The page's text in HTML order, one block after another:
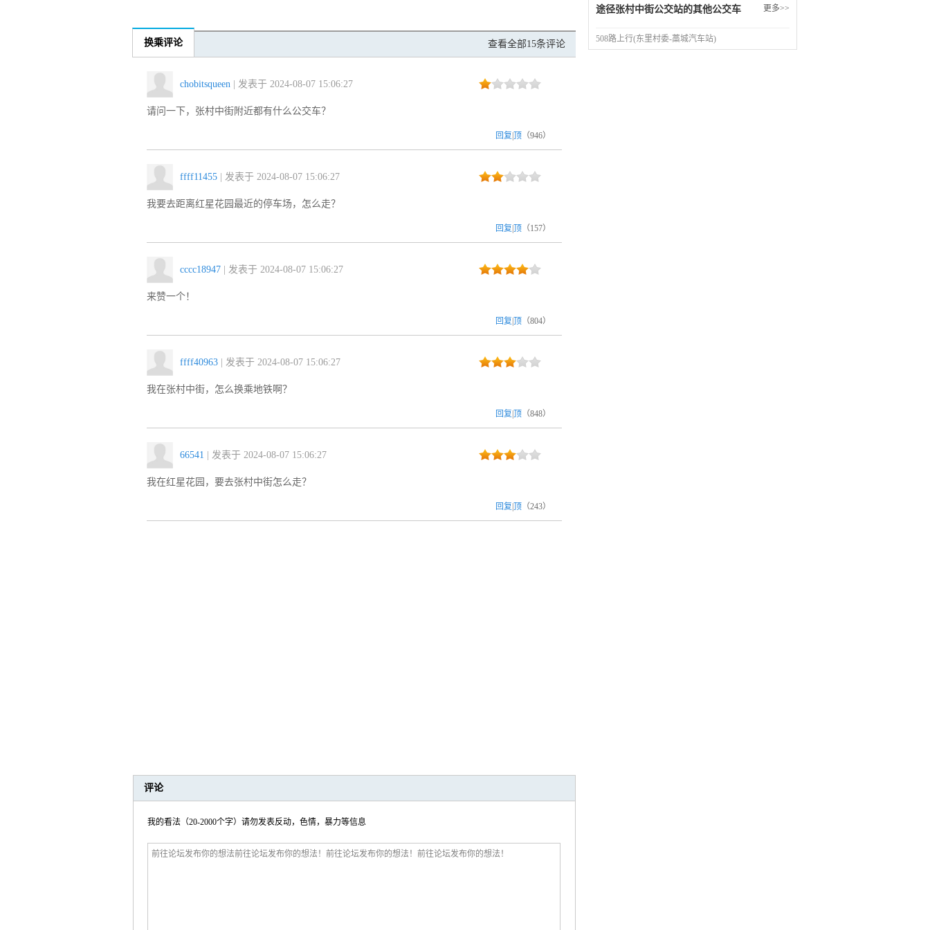
换乘评论 查看全部15条评论
chobitsqueen | 发表于 2024-08-07 15:06:27
请问一下，张村中街附近都有什么公交车？
回复 顶 （946）
ffff11455 | 发表于 2024-08-07 15:06:27
我要去距离红星花园最近的停车场，怎么走？
回复 顶 （157）
cccc18947 | 发表于 2024-08-07 15:06:27
来赞一个！
回复 顶 （804）
ffff40963 | 发表于 2024-08-07 15:06:27
我在张村中街，怎么换乘地铁啊？
回复 顶 （848）
66541 | 发表于 2024-08-07 15:06:27
我在红星花园，要去张村中街怎么走？
回复 顶 （243）
评论
我的看法（20-2000个字）请勿发表反动，色情，暴力等信息
更多>>
途径张村中街公交站的其他公交车
508路上行(东里村委-藁城汽车站)